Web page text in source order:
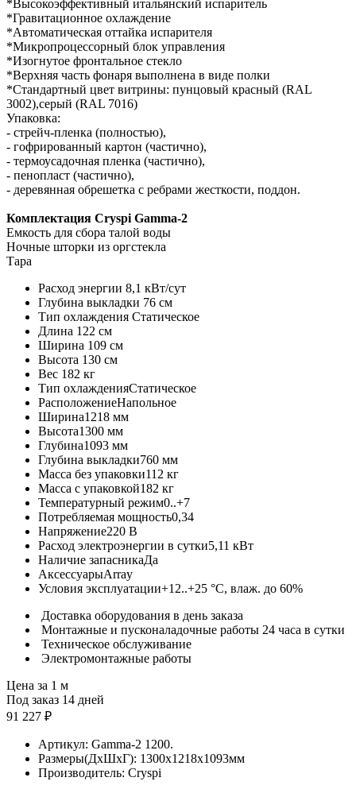
*Высокоэффективный итальянский испаритель
*Гравитационное охлаждение
*Автоматическая оттайка испарителя
*Микропроцессорный блок управления
*Изогнутое фронтальное стекло
*Верхняя часть фонаря выполнена в виде полки
*Стандартный цвет витрины: пунцовый красный (RAL
3002),серый (RAL 7016)
Упаковка:
- стрейч-пленка (полностью),
- гофрированный картон (частично),
- термоусадочная пленка (частично),
- пенопласт (частично),
- деревянная обрешетка с ребрами жесткости, поддон.
Комплектация Cryspi Gamma-2
Емкость для сбора талой воды
Ночные шторки из оргстекла
Тара
Расход энергии 8,1 кВт/сут
Глубина выкладки 76 см
Тип охлаждения Статическое
Длина 122 см
Ширина 109 см
Высота 130 см
Вес 182 кг
Тип охлажденияСтатическое
РасположениеНапольное
Ширина1218 мм
Высота1300 мм
Глубина1093 мм
Глубина выкладки760 мм
Масса без упаковки112 кг
Масса с упаковкой182 кг
Температурный режим0..+7
Потребляемая мощность0,34
Напряжение220 В
Расход электроэнергии в сутки5,11 кВт
Наличие запасникаДа
АксессуарыArray
Условия эксплуатации+12..+25 °C, влаж. до 60%
Доставка оборудования в день заказа
Монтажные и пусконаладочные работы 24 часа в сутки
Техническое обслуживание
Электромонтажные работы
Цена за 1 м
Под заказ 14 дней
91 227 ₽
Артикул: Gamma-2 1200.
Размеры(ДхШхГ): 1300x1218x1093мм
Производитель: Cryspi